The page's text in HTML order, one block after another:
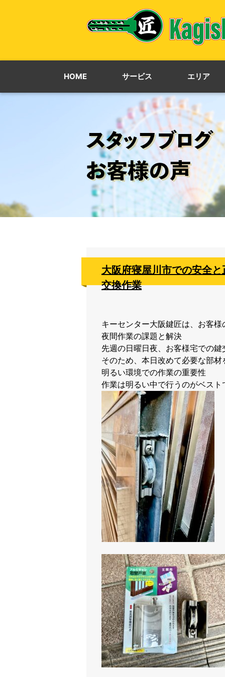
HOME サービス エリア
大阪府寝屋川市での安全
交換作業
キーセンター大阪鍵匠は、お客
夜間作業の課題と解決
先週の日曜日夜、お客様宅での
そのため、本日改めて必要な部
明るい環境での作業の重要性